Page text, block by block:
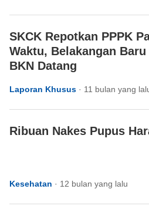
SKCK Repotkan PPPK
Waktu, Belakangan
BKN Datang
Laporan Khusus · 11 bulan yang
Ribuan Nakes Pupus
Kesehatan · 12 bulan yang lalu